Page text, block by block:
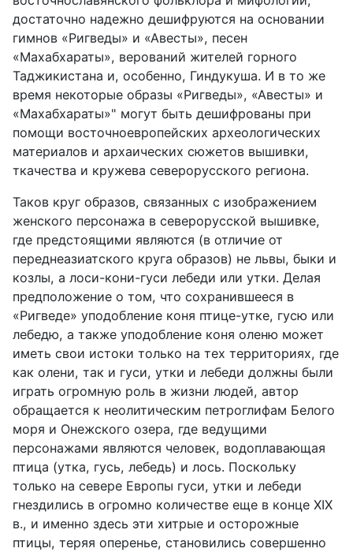
достаточно надежно дешифруются на основании
гимнов «Ригведы» и «Авесты», песен
«Махабхараты», верований жителей горного
Таджикистана и, особенно, Гиндукуша. И в то же
время некоторые образы «Ригведы», «Авесты» и
«Махабхараты»" могут быть дешифрованы при
помощи восточноевропейских археологических
материалов и архаических сюжетов вышивки,
ткачества и кружева северорусского региона.
Таков круг образов, связанных с изображением
женского персонажа в северорусской вышивке,
где предстоящими являются (в отличие от
переднеазиатского круга образов) не львы, быки и
козлы, а лоси-кони-гуси лебеди или утки. Делая
предположение о том, что сохранившееся в
«Ригведе» уподобление коня птице-утке, гусю или
лебедю, а также уподобление коня оленю может
иметь свои истоки только на тех территориях, где
как олени, так и гуси, утки и лебеди должны были
играть огромную роль в жизни людей, автор
обращается к неолитическим петроглифам Белого
моря и Онежского озера, где ведущими
персонажами являются человек, водоплавающая
птица (утка, гусь, лебедь) и лось. Поскольку
только на севере Европы гуси, утки и лебеди
гнездились в огромно количестве еще в конце XIX
в., и именно здесь эти хитрые и осторожные
птицы, теряя оперенье, становились совершенно